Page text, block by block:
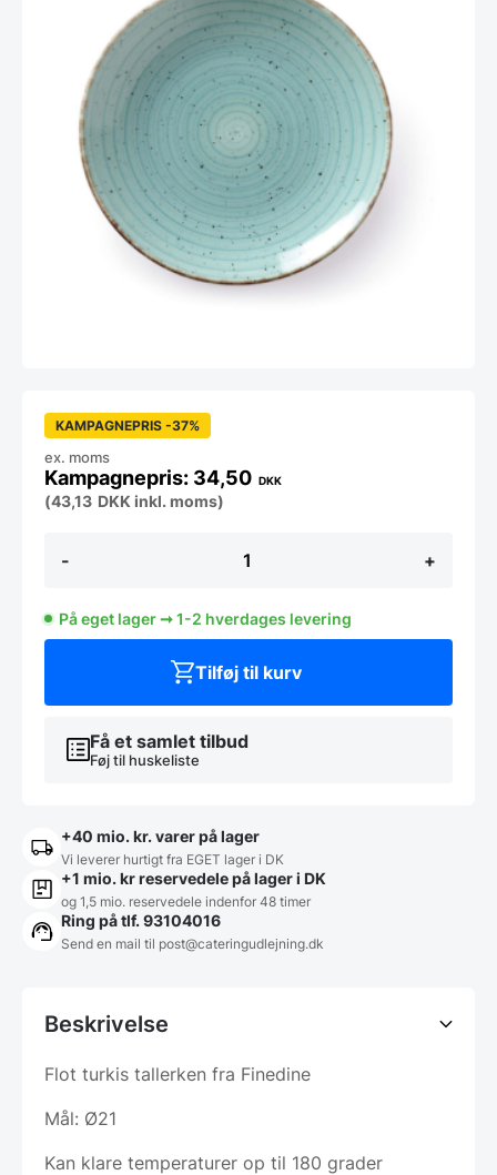
-
21
FineDine
(udgår)
+
KAMPAGNEPRIS -37%
34,50 DKK
ex. moms
(43,13 DKK inkl. moms)
På eget lager ➞ 1-2 hverdages levering
Få et samlet tilbud
Føj til huskeliste
Tilføj til kurv
+40 mio. kr. varer på lager
Vi leverer hurtigt fra EGET lager i DK
+1 mio. kr reservedele på lager i DK
og 1,5 mio. reservedele indenfor 48 timer
Ring på tlf. 93104016
Send en mail til post@cateringudlejning.dk
Beskrivelse
Flot turkis tallerken fra Finedine
Mål: Ø21
Kan klare temperaturer op til 180 grader